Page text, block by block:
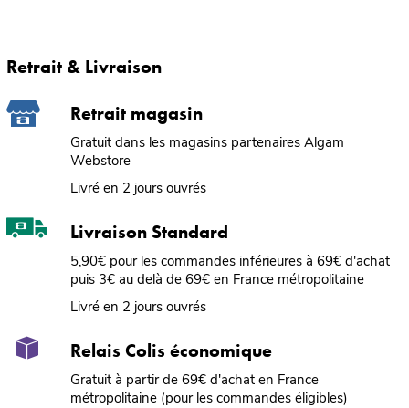
Retrait & Livraison
Retrait magasin
Gratuit dans les magasins partenaires Algam
Webstore
Livré en 2 jours ouvrés
Livraison Standard
5,90€ pour les commandes inférieures à 69€ d'achat
puis 3€ au delà de 69€ en France métropolitaine
Livré en 2 jours ouvrés
Relais Colis économique
Gratuit à partir de 69€ d'achat en France
métropolitaine (pour les commandes éligibles)